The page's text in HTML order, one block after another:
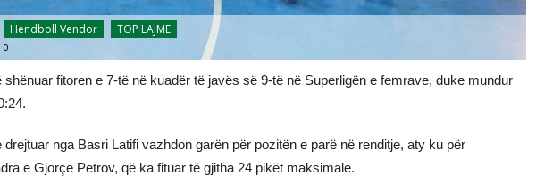
Hendboll Vendor TOP LAJME
0
fitoren e 7-të në kuadër të javës së 9-të në Superligën e femrave, duke mundur
nga Basri Latifi vazhdon garën për pozitën e parë në renditje, aty ku për
e Gjorçe Petrov, që ka fituar të gjitha 24 pikët maksimale.